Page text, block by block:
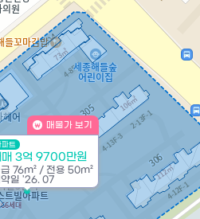
매물가 보기
파트
매 3억 9700만원
76m² / 전용 50m²
약일 '26. 07